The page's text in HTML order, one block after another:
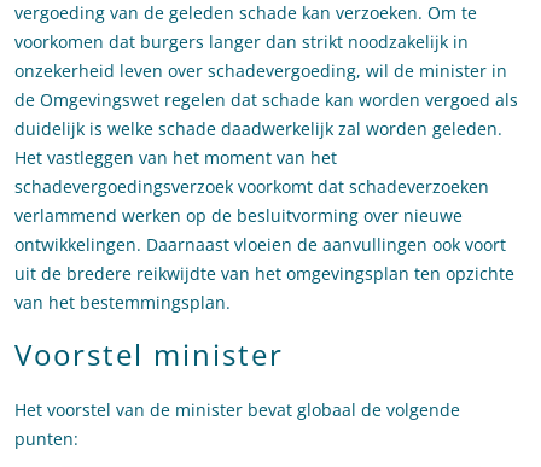
vergoeding van de geleden schade kan verzoeken. Om te
voorkomen dat burgers langer dan strikt noodzakelijk in
onzekerheid leven over schadevergoeding, wil de minister in
de Omgevingswet regelen dat schade kan worden vergoed als
duidelijk is welke schade daadwerkelijk zal worden geleden.
Het vastleggen van het moment van het
schadevergoedingsverzoek voorkomt dat schadeverzoeken
verlammend werken op de besluitvorming over nieuwe
ontwikkelingen. Daarnaast vloeien de aanvullingen ook voort
uit de bredere reikwijdte van het omgevingsplan ten opzichte
van het bestemmingsplan.
Voorstel minister
Het voorstel van de minister bevat globaal de volgende
punten: